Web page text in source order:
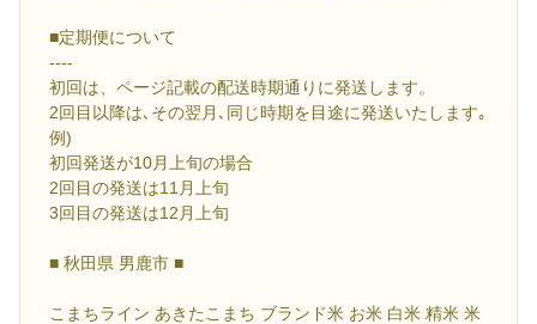
■定期便について
----
初回は、ページ記載の配送時期通りに発送します。
2回目以降は､その翌月､同じ時期を目途に発送いたします｡
例)
初回発送が10月上旬の場合
2回目の発送は11月上旬
3回目の発送は12月上旬
■ 秋田県 男鹿市 ■
こまちライン あきたこまち ブランド米 お米 白米 精米 米